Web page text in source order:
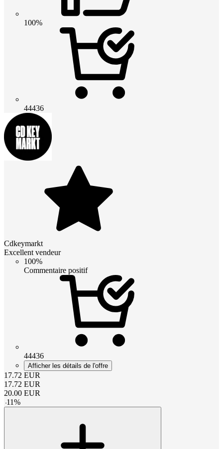
100%
44436
Cdkeymarkt
Excellent vendeur
100%
Commentaire positif
44436
Afficher les détails de l'offre
17.72 EUR
17.72 EUR
20.00 EUR
-11%